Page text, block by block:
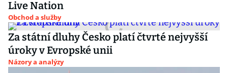
Live Nation
Obchod a služby
Za státní dluhy Česko platí čtvrté nejvyšší
úroky v Evropské unii
Názory a analýzy